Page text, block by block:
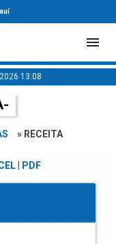
13:08
» RECEITA
| PDF